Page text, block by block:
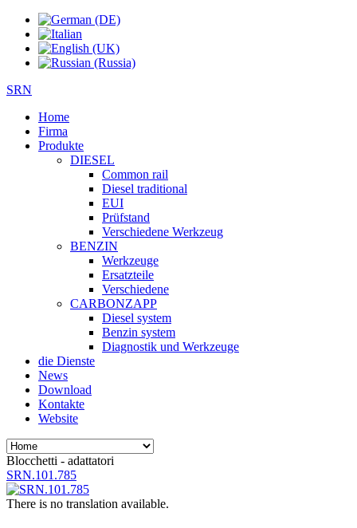
SRN
Home
Firma
Produkte
DIESEL
Common rail
Diesel traditional
EUI
Prüfstand
Verschiedene Werkzeug
BENZIN
Werkzeuge
Ersatzteile
Verschiedene
CARBONZAPP
Diesel system
Benzin system
Diagnostik und Werkzeuge
die Dienste
News
Download
Kontakte
Website
Blocchetti - adattatori
SRN.101.785
There is no translation available.